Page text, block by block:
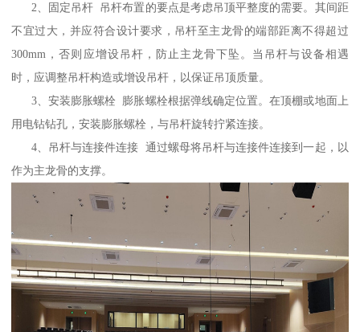
2、固定吊杆 吊杆布置的要点是考虑吊顶平整度的需要。其间距
不宜过大，并应符合设计要求，吊杆至主龙骨的端部距离不得超过
300mm，否则应增设吊杆，防止主龙骨下坠。当吊杆与设备相遇
时，应调整吊杆构造或增设吊杆，以保证吊顶质量。
3、安装膨胀螺栓 膨胀螺栓根据弹线确定位置。在顶棚或地面上
用电钻钻孔，安装膨胀螺栓，与吊杆旋转拧紧连接。
4、吊杆与连接件连接 通过螺母将吊杆与连接件连接到一起，以
作为主龙骨的支撑。